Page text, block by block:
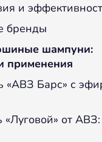
и
бренды
шампуни:
применения
«АВЗ Барс» с
от